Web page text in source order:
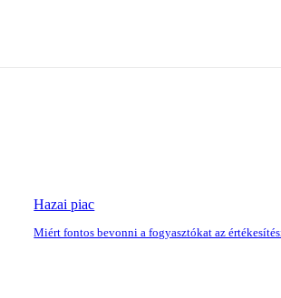
Hazai piac
Miért fontos bevonni a fogyasztókat az